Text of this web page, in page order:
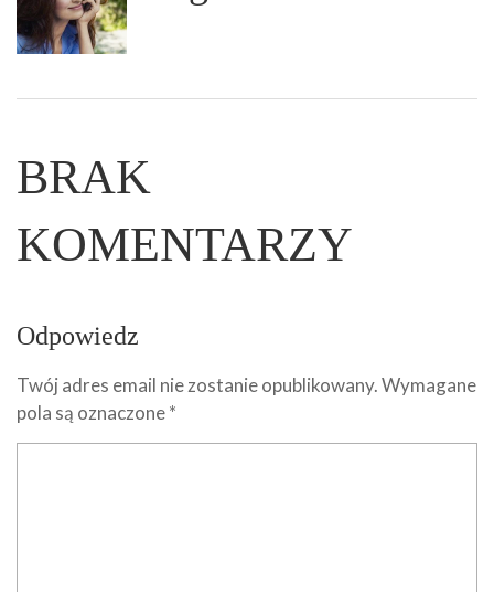
BRAK
KOMENTARZY
Odpowiedz
Twój adres email nie zostanie opublikowany.Wymagane
pola są oznaczone*